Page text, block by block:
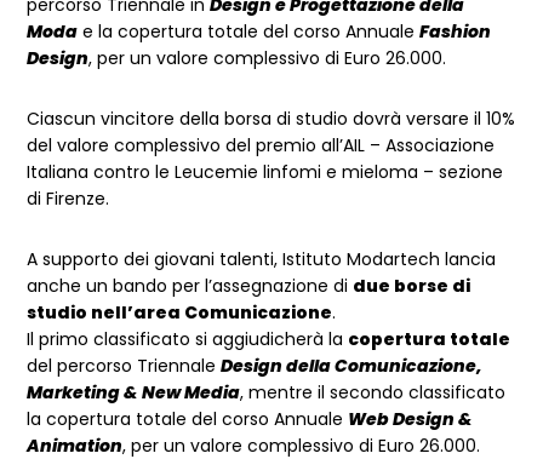
percorso Triennale inDesign e Progettazione della
Moda e la copertura totale del corso AnnualeFashion
Design, per un valore complessivo di Euro 26.000.
Ciascun vincitore della borsa di studio dovrà versare il 10%
del valore complessivo del premio all’AIL – Associazione
Italiana contro le Leucemie linfomi e mieloma – sezione
di Firenze.
A supporto dei giovani talenti, Istituto Modartech lancia
anche un bando per l’assegnazione di due borse di
studio nell’area Comunicazione.
Il primo classificato si aggiudicherà la copertura totale
del percorso TriennaleDesign della Comunicazione,
Marketing & New Media, mentre il secondo classificato
la copertura totale del corso Annuale Web Design &
Animation, per un valore complessivo di Euro 26.000.